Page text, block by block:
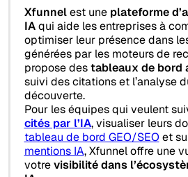
Xfunnelest une plateforme
IAqui aide les entreprises à
optimiser leur présence dans
générées par les moteurs de
propose destableaux de bord
suivi des citations et l’analyse
découverte.
Pour les équipes qui veulent
cités par l’IA, visualiser leurs
tableau de bord GEO/SEO et
mentions IA, Xfunnel offre une
votrevisibilité dans